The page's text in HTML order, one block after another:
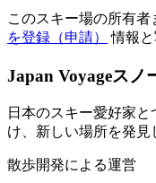
このスキー場の所有者
を登録（申請）
情報
Japan Voyageスノ
日本のスキー愛好家
け、新しい場所を発見
散歩開発による運営